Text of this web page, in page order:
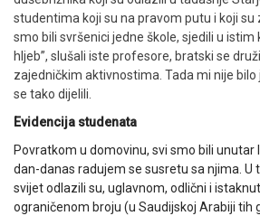
studentima koji su na pravom putu i koji su
smo bili svršenici jedne škole, sjedili u istim
hljeb”, slušali iste profesore, bratski se
zajedničkim aktivnostima. Tada mi nije
se tako dijelili.
Evidencija studenata
Povratkom u domovinu, svi smo bili unutar
dan-danas radujem se susretu sa njima. U
svijet odlazili su, uglavnom, odlični i
ograničenom broju (u Saudijskoj Arabiji tih